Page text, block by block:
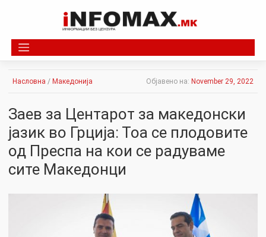
Насловна / Македонија Објавено на: November 29, 2022
Заев за Центарот за македонски
јазик во Грција: Тоа се плодовите
од Преспа на кои се радуваме
сите Македонци